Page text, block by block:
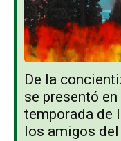
De la
se presentó
temporada de
los amigos